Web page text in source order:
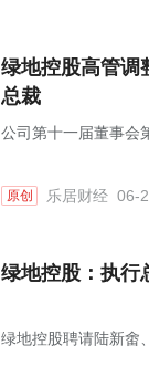
绿地控股高管调
总裁
公司第十一届董事会
原创 乐居财经 06-
绿地控股：执行
绿地控股聘请陆新畬